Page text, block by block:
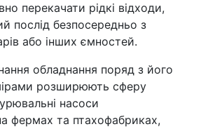
перекачати рідкі відходи,
послід безпосередньо з
або інших ємностей.
обладнання поряд з його
розширюють сферу
насоси
фермах та птахофабриках,